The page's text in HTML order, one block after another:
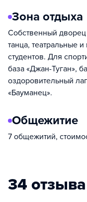
Зона отдыха
Собственный дворец
танца, театральные
студентов. Для
база «Джан-Туган»,
оздоровительный
«Бауманец».
Общежитие
7 общежитий,
34 отзыва